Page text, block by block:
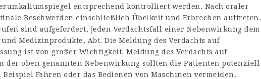
entsprechend kontrolliert werden. Nach oraler
Beschwerden einschließlich Übelkeit und Erbrechen auftreten.
sind aufgefordert, jeden Verdachtsfall einer Nebenwirkung dem
Medizinprodukte, Abt. Die Meldung des Verdachts auf
ist von großer Wichtigkeit. Meldung des Verdachts auf
der oben genannten Nebenwirkung sollten die Patienten potenziell
Fahren oder das Bedienen von Maschinen vermeiden.